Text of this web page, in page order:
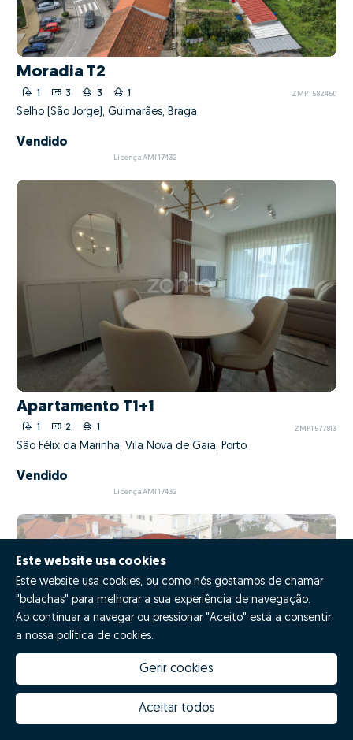
Moradia T2
1 3 3 1 ZMPT582450
Selho (São Jorge), Guimarães, Braga
Vendido
Licença AMI 17432
Apartamento T1+1
2 ZMPT577813
São Félix da Marinha, Vila Nova de Gaia, Porto
Vendido
Licença AMI 17432
Este website usa cookies
Este website usa cookies, ou como nós gostamos de chamar
"bolachas" para melhorar a sua experiência de navegação.
Ao continuar a navegar ou pressionar "Aceito" está a consentir
a nossa política de cookies.
Gerir cookies
Aceitar todos